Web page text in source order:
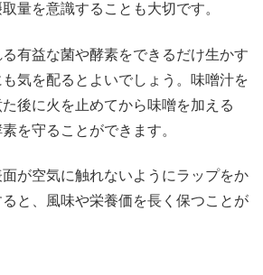
量を意識することも大切です。
有益な菌や酵素をできるだけ生かす
気を配るとよいでしょう。味噌汁を
後に火を止めてから味噌を加える
を守ることができます。
が空気に触れないようにラップをか
と、風味や栄養価を長く保つことが